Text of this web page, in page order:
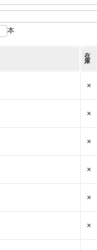
本
在
庫
×
×
×
×
×
×